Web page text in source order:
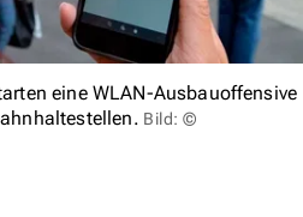
eine WLAN-Ausbauoffensive
Bild: ©